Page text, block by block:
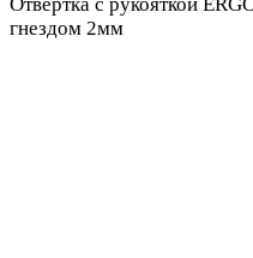
гнездом 2мм